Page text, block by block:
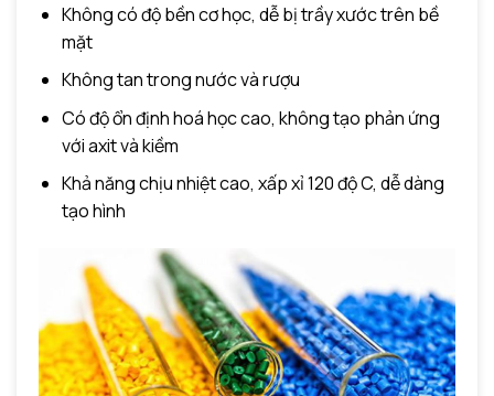
Không có độ bền cơ học, dễ bị trầy xước trên bề
mặt
Không tan trong nước và rượu
Có độ ổn định hoá học cao, không tạo phản ứng
với axit và kiềm
Khả năng chịu nhiệt cao, xấp xỉ 120 độ C, dễ dàng
tạo hình